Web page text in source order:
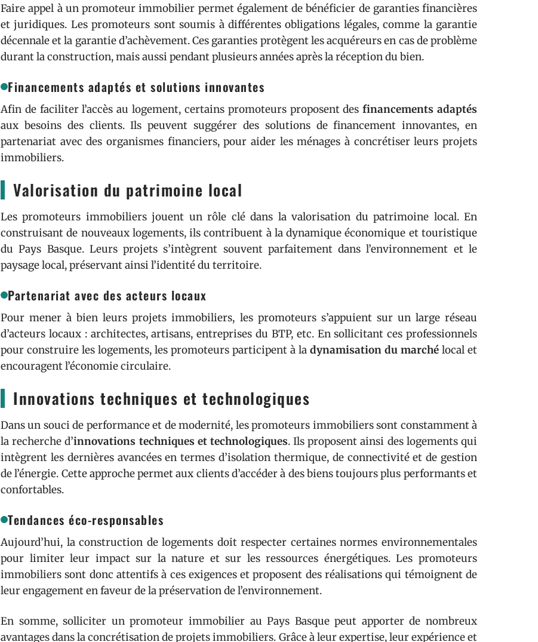
Faire appel à un promoteur immobilier permet également de bénéficier de garanties financières
et juridiques. Les promoteurs sont soumis à différentes obligations légales, comme la garantie
décennale et la garantie d’achèvement. Ces garanties protègent les acquéreurs en cas de problème
durant la construction, mais aussi pendant plusieurs années après la réception du bien.
Financements adaptés et solutions innovantes
Afin de faciliter l’accès au logement, certains promoteurs proposent desfinancements adaptés
aux besoins des clients. Ils peuvent suggérer des solutions de financement innovantes, en
partenariat avec des organismes financiers, pour aider les ménages à concrétiser leurs projets
immobiliers.
Valorisation du patrimoine local
Les promoteurs immobiliers jouent un rôle clé dans la valorisation du patrimoine local. En
construisant de nouveaux logements, ils contribuent à la dynamique économique et touristique
du Pays Basque. Leurs projets s’intègrent souvent parfaitement dans l’environnement et le
paysage local, préservant ainsi l’identité du territoire.
Partenariat avec des acteurs locaux
Pour mener à bien leurs projets immobiliers, les promoteurs s’appuient sur un large réseau
d’acteurs locaux : architectes, artisans, entreprises du BTP, etc. En sollicitant ces professionnels
pour construire les logements, les promoteurs participent à la dynamisation du marché local et
encouragent l’économie circulaire.
Innovations techniques et technologiques
Dans un souci de performance et de modernité, les promoteurs immobiliers sont constamment à
la recherche d’innovations techniques et technologiques. Ils proposent ainsi des logements qui
intègrent les dernières avancées en termes d’isolation thermique, de connectivité et de gestion
de l’énergie. Cette approche permet aux clients d’accéder à des biens toujours plus performants et
confortables.
Tendances éco-responsables
Aujourd’hui, la construction de logements doit respecter certaines normes environnementales
pour limiter leur impact sur la nature et sur les ressources énergétiques. Les promoteurs
immobiliers sont donc attentifs à ces exigences et proposent des réalisations qui témoignent de
leur engagement en faveur de la préservation de l’environnement.
En somme, solliciter un promoteur immobilier au Pays Basque peut apporter de nombreux
avantages dans la concrétisation de projets immobiliers. Grâce à leur expertise, leur expérience et